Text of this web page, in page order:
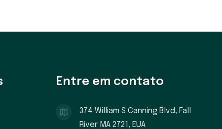
Entre em contato
374 William S Canning Blvd, Fall
River MA 2721, EUA